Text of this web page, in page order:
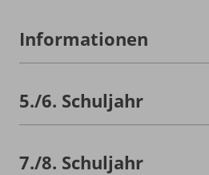
Informationen
5./6. Schuljahr
7./8. Schuljahr